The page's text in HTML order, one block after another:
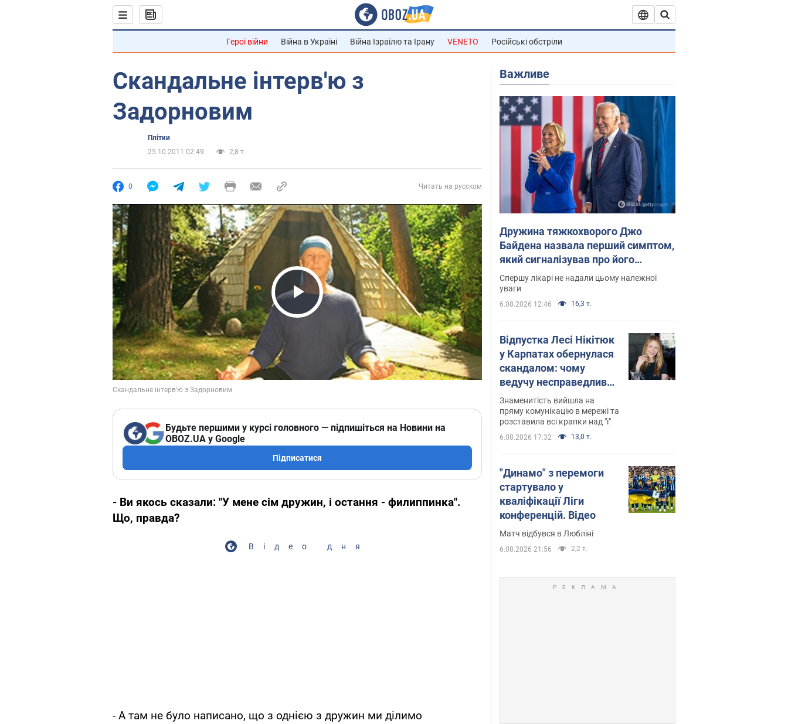
Герої війни Війна в Україні Війна Ізраїлю та Ірану VENETO Російські обстріли
Скандальне інтерв'ю з
Задорновим
Плітки
25.10.2011 02:49
2,8 т.
0 Читать на русском
Play Video
Будьте першими у курсі головного — підпишіться на Новини на
OBOZ.UA у Google
Підписатися
- Ви якось сказали: "У мене сім дружин, і остання - филиппинка".
Що, правда?
Відео дня
- А там не було написано, що з однією з дружин ми ділимо
Важливе
Дружина тяжкохворого Джо
Байдена назвала перший симптом,
який сигналізував про його
"агресивний" рак
Спершу лікарі не надали цьому належної
уваги
6.08.2026 12:46 16,3 т.
Відпустка Лесі Нікітюк
у Карпатах обернулася
скандалом: чому
ведучу несправедливо
захейтили
Знаменитість вийшла на
пряму комунікацію в мережі та
розставила всі крапки над "і"
6.08.2026 17:32 13,0 т.
"Динамо" з перемоги
стартувало у
кваліфікації Ліги
конференцій. Відео
Матч відбувся в Любліні
6.08.2026 21:56 2,2 т.